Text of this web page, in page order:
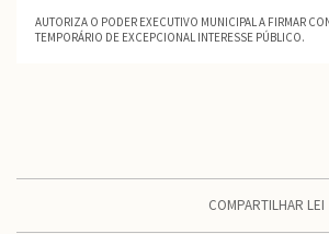
AUTORIZA O PODER EXECUTIVO MUNICIPAL A FIRMAR
TEMPORÁRIO DE EXCEPCIONAL INTERESSE PÚBLICO.
COMPARTILHAR LEI